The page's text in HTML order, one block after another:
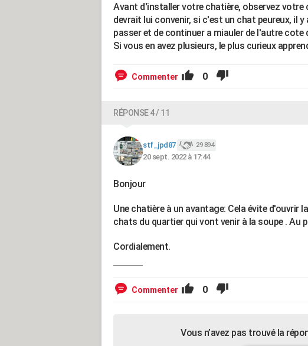
Avant d'installer votre chatière, observez
devrait lui convenir, si c'est un chat peureux, il
passer et de continuer a miauler de l'autre cote
Si vous en avez plusieurs, le plus curieux
Commenter 0
RÉPONSE 4 / 11
stf_jpd87 29 894
20 sept. 2022 à 17:44
Bonjour
Une chatière à un avantage: Cela évite d'ouvrir
chats du quartier qui vont venir à la soupe . Au
Cordialement.
Commenter 0
Vous n’avez pas trouvé la